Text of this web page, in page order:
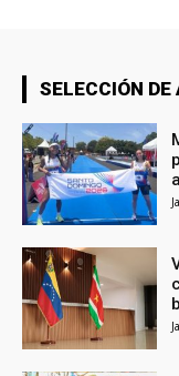
SELECCIÓN DE